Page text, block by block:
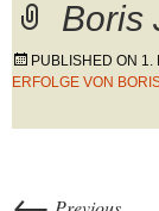
Boris
PUBLISHED ON 1.
ERFOLGE VON